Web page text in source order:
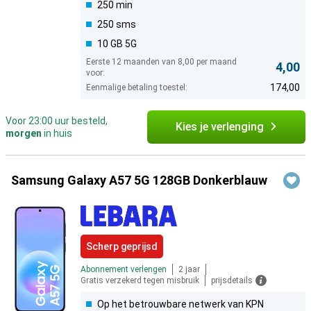
250 min
250 sms
10 GB 5G
Eerste 12 maanden van 8,00 per maand
voor:
4,00
Eenmalige betaling toestel: 174,00
Voor 23:00 uur besteld,
morgen in huis Kies je verlenging
Samsung Galaxy A57 5G 128GB Donkerblauw
Scherp geprijsd
Abonnement verlengen
2 jaar
Gratis verzekerd tegen misbruik
prijsdetails
Op het betrouwbare netwerk van KPN